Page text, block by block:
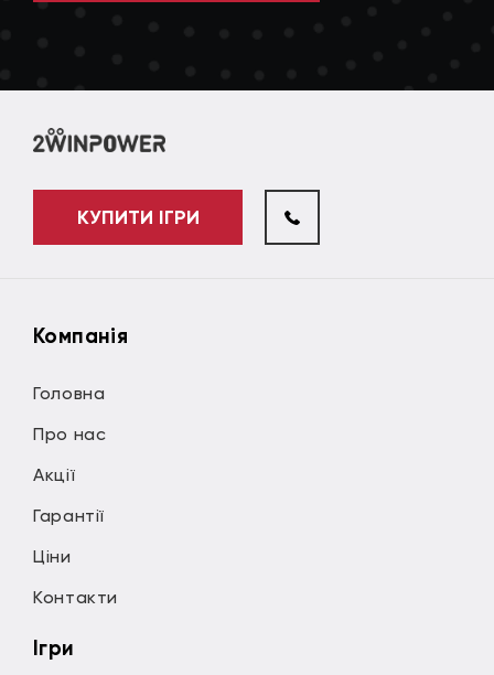
КУПИТИ ІГРИ
Компанія
Головна
Про нас
Акції
Гарантії
Ціни
Контакти
Ігри